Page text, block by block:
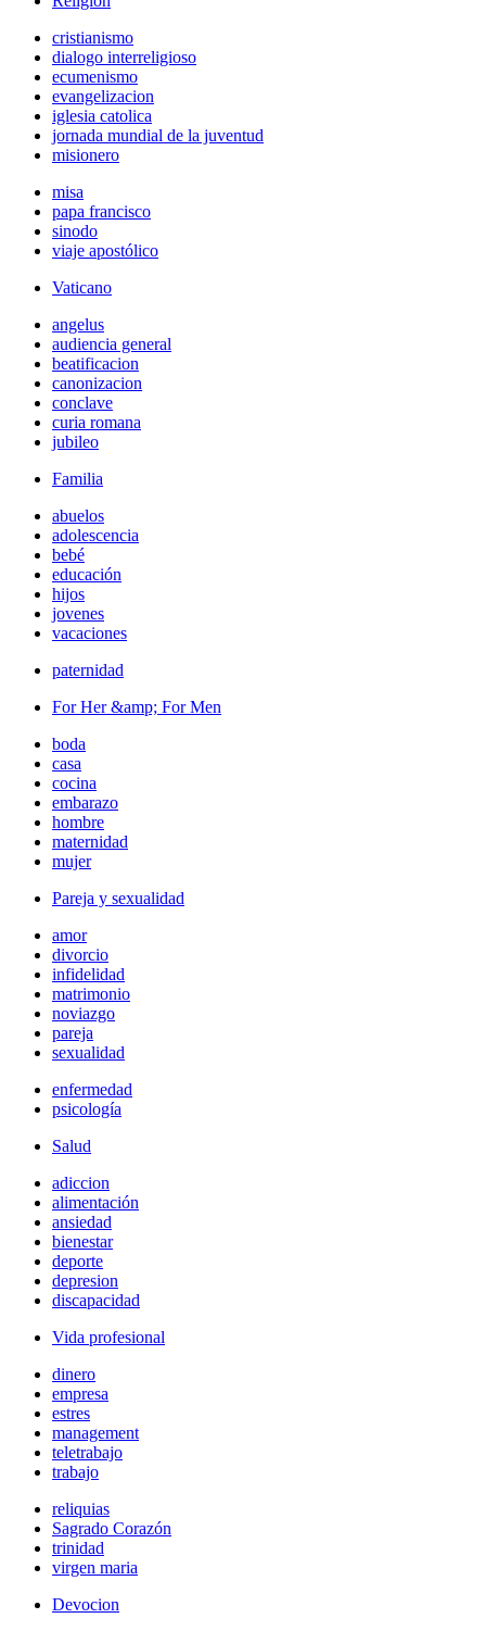
cristianismo
dialogo interreligioso
ecumenismo
evangelizacion
iglesia catolica
jornada mundial de la juventud
misionero
misa
papa francisco
sinodo
viaje apostólico
Vaticano
angelus
audiencia general
beatificacion
canonizacion
conclave
curia romana
jubileo
Familia
abuelos
adolescencia
bebé
educación
hijos
jovenes
vacaciones
paternidad
For Her &amp; For Men
boda
casa
cocina
embarazo
hombre
maternidad
mujer
Pareja y sexualidad
amor
divorcio
infidelidad
matrimonio
noviazgo
pareja
sexualidad
enfermedad
psicología
Salud
adiccion
alimentación
ansiedad
bienestar
deporte
depresion
discapacidad
Vida profesional
dinero
empresa
estres
management
teletrabajo
trabajo
reliquias
Sagrado Corazón
trinidad
virgen maria
Devocion